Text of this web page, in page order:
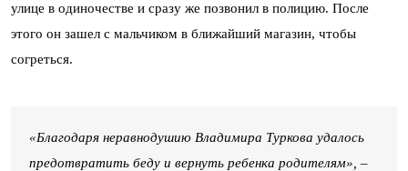
улице в одиночестве и сразу же позвонил в полицию. После
этого он зашел с мальчиком в ближайший магазин, чтобы
согреться.
«Благодаря неравнодушию Владимира Туркова удалось
предотвратить беду и вернуть ребенка родителям», –